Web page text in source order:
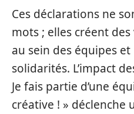
Ces déclarations ne
mots ; elles créent des
au sein des équipes
solidarités. L’impact
Je fais partie d’une
créative ! » déclenche